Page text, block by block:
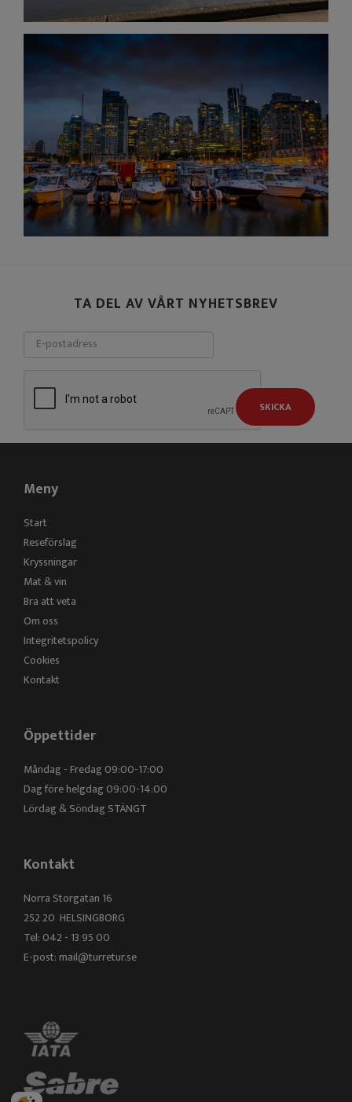
TA DEL AV VÅRT NYHETSBREV
SKICKA
Meny
Start
Reseförslag
Kryssningar
Mat & vin
Bra att veta
Om oss
Integritetspolicy
Cookies
Kontakt
Öppettider
Måndag - Fredag 09:00-17:00
Dag före helgdag 09:00-14:00
Lördag & Söndag STÄNGT
Kontakt
Norra Storgatan 16
252 20 HELSINGBORG
Tel: 042 - 13 95 00
E-post:mail@turretur.se